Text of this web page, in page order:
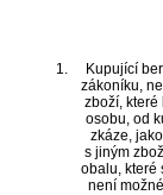
Kupující
zákoníku,
zboží,
osobu, od
zkáze,
s jiným
obalu, které
není